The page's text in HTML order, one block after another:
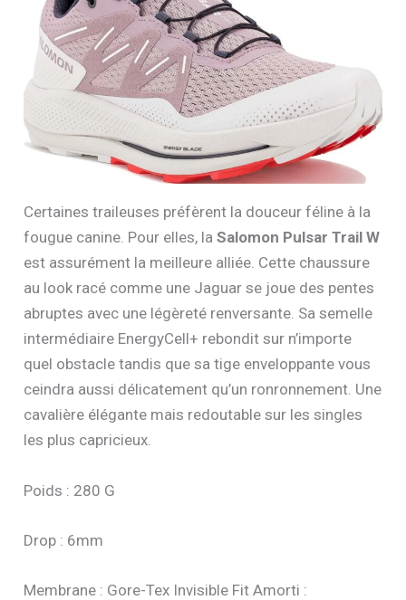
Certaines traileuses préfèrent la douceur féline à la
fougue canine. Pour elles, laSalomon Pulsar Trail W
est assurément la meilleure alliée. Cette chaussure
au look racé comme une Jaguar se joue des pentes
abruptes avec une légèreté renversante. Sa semelle
intermédiaire EnergyCell+ rebondit sur n’importe
quel obstacle tandis que sa tige enveloppante vous
ceindra aussi délicatement qu’un ronronnement. Une
cavalière élégante mais redoutable sur les singles
les plus capricieux.
Poids : 280 G
Drop : 6mm
Membrane : Gore-Tex Invisible Fit Amorti :